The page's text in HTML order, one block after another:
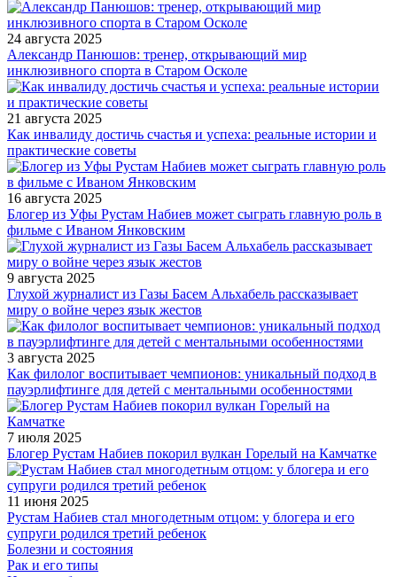
24 августа 2025
Александр Панюшов: тренер, открывающий мир
инклюзивного спорта в Старом Осколе
21 августа 2025
Как инвалиду достичь счастья и успеха: реальные истории и
практические советы
16 августа 2025
Блогер из Уфы Рустам Набиев может сыграть главную роль в
фильме с Иваном Янковским
9 августа 2025
Глухой журналист из Газы Басем Альхабель рассказывает
миру о войне через язык жестов
3 августа 2025
Как филолог воспитывает чемпионов: уникальный подход в
пауэрлифтинге для детей с ментальными особенностями
7 июля 2025
Блогер Рустам Набиев покорил вулкан Горелый на Камчатке
11 июня 2025
Рустам Набиев стал многодетным отцом: у блогера и его
супруги родился третий ребенок
Болезни и состояния
Рак и его типы